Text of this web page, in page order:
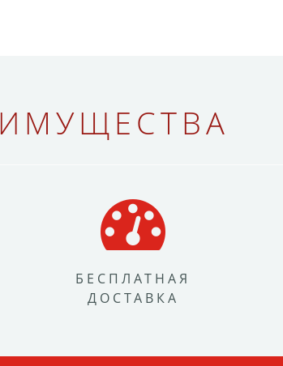
БЕСПЛАТНАЯ
ДОСТАВКА